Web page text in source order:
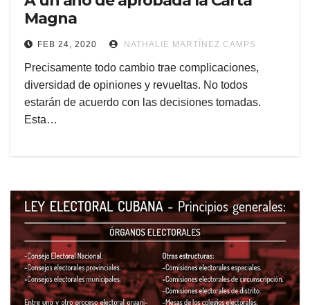
Magna
FEB 24, 2020 NATHALIE MARTÍNEZ CAMPS
Precisamente todo cambio trae complicaciones,
diversidad de opiniones y revueltas. No todos
estarán de acuerdo con las decisiones tomadas.
Esta…